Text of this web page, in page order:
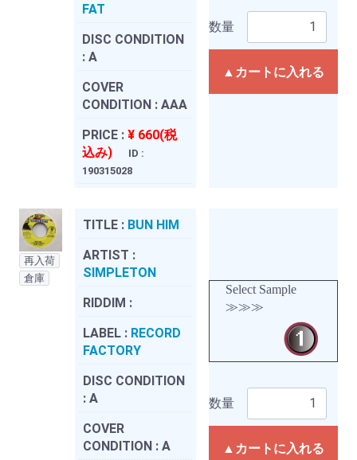
FAT
DISC CONDITION
: A
COVER
CONDITION : AAA
PRICE : ¥ 660(税
込み)
ID :
190315028
数量
▲カートに入れる
再入荷
倉庫
TITLE : BUN HIM
ARTIST :
SIMPLETON
RIDDIM :
LABEL : RECORD
FACTORY
DISC CONDITION
: A
COVER
CONDITION : A
Select Sample
≫≫≫
数量
▲カートに入れる